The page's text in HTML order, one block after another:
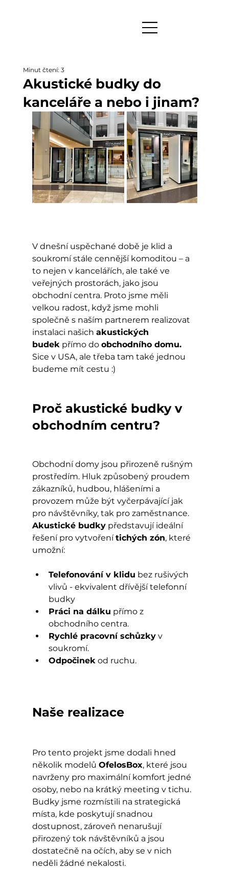
Akustické budky do
kanceláře a nebo i jinam?
Minut čtení: 3
V dnešní uspěchané době je klid a
soukromí stále cennější komoditou – a
to nejen v kancelářích, ale také ve
veřejných prostorách, jako jsou
obchodní centra. Proto jsme měli
velkou radost, když jsme mohli
společně s naším partnerem realizovat
instalaci našich akustických
budek přímo do obchodního domu.
Sice v USA, ale třeba tam také jednou
budeme mít cestu :)
Proč akustické budky v
obchodním centru?
Obchodní domy jsou přirozeně rušným
prostředím. Hluk způsobený proudem
zákazníků, hudbou, hlášeními a
provozem může být vyčerpávající jak
pro návštěvníky, tak pro zaměstnance.
Akustické budky představují ideální
řešení pro vytvoření tichých zón, které
umožní:
Telefonování v klidu bez rušivých
vlivů - ekvivalent dřívější telefonní
budky
Práci na dálku přímo z
obchodního centra.
Rychlé pracovní schůzky v
soukromí.
Odpočinek od ruchu.
Naše realizace
Pro tento projekt jsme dodali hned
několik modelů OfelosBox, které jsou
navrženy pro maximální komfort jedné
osoby, nebo na krátký meeting v tichu.
Budky jsme rozmístili na strategická
místa, kde poskytují snadnou
dostupnost, zároveň nenarušují
přirozený tok návštěvníků a jsou
dostatečně na očích, aby se v nich
neděli žádné nekalosti.